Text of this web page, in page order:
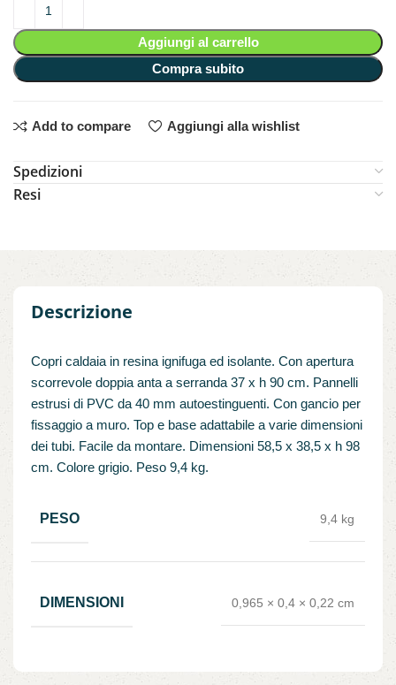
Aggiungi al carrello
Compra subito
Add to compare Aggiungi alla wishlist
Spedizioni
Resi
Descrizione
Copri caldaia in resina ignifuga ed isolante. Con apertura
scorrevole doppia anta a serranda 37 x h 90 cm. Pannelli
estrusi di PVC da 40 mm autoestinguenti. Con gancio per
fissaggio a muro. Top e base adattabile a varie dimensioni
dei tubi. Facile da montare. Dimensioni 58,5 x 38,5 x h 98
cm. Colore grigio. Peso 9,4 kg.
PESO 9,4 kg
DIMENSIONI 0,965 × 0,4 × 0,22 cm